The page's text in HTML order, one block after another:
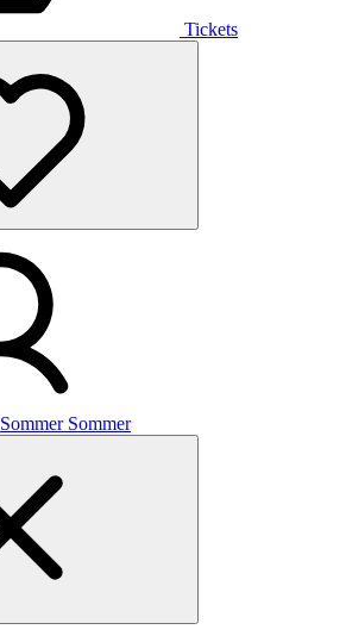
Tickets
Sommer Sommer